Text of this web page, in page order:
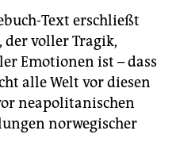
Text erschließt
der voller Tragik,
Emotionen ist – dass
alle Welt vor diesen
neapolitanischen
norwegischer